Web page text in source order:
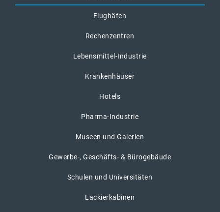
Flughäfen
Rechenzentren
Lebensmittel-Industrie
Krankenhäuser
Hotels
Pharma-Industrie
Museen und Galerien
Gewerbe-, Geschäfts- & Bürogebäude
Schulen und Universitäten
Lackierkabinen